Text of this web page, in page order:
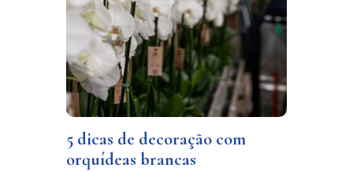
5 dicas de decoração com
orquídeas brancas